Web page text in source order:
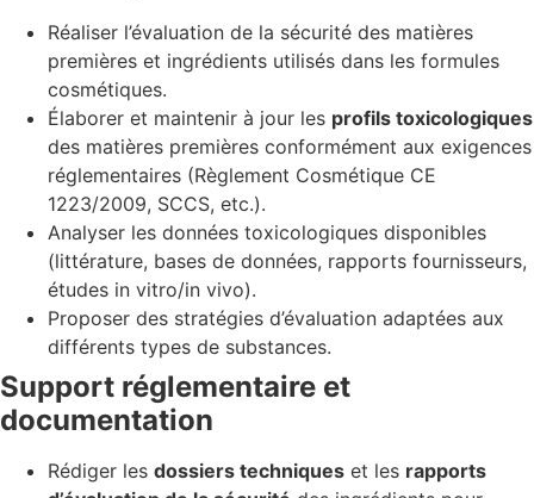
Réaliser l’évaluation de la sécurité des matières
premières et ingrédients utilisés dans les formules
cosmétiques.
Élaborer et maintenir à jour les profils toxicologiques
des matières premières conformément aux exigences
réglementaires (Règlement Cosmétique CE
1223/2009, SCCS, etc.).
Analyser les données toxicologiques disponibles
(littérature, bases de données, rapports fournisseurs,
études in vitro/in vivo).
Proposer des stratégies d’évaluation adaptées aux
différents types de substances.
Support réglementaire et
documentation
Rédiger les dossiers techniques et les rapports